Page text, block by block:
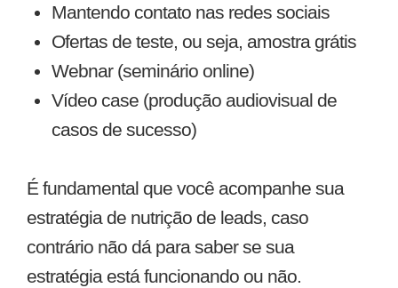
Mantendo contato nas redes sociais
Ofertas de teste, ou seja, amostra grátis
Webnar (seminário online)
Vídeo case (produção audiovisual de
casos de sucesso)
É fundamental que você acompanhe sua
estratégia de nutrição de leads, caso
contrário não dá para saber se sua
estratégia está funcionando ou não.